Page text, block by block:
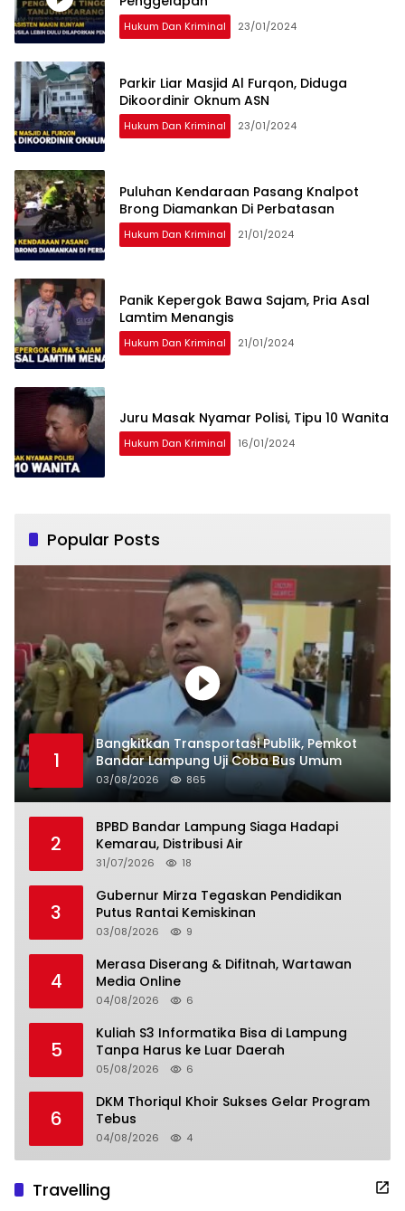
Hukum Dan Kriminal 23/01/2024
Parkir Liar Masjid Al Furqon, Diduga
Dikoordinir Oknum ASN
Hukum Dan Kriminal 23/01/2024
Puluhan Kendaraan Pasang Knalpot
Brong Diamankan Di Perbatasan
Hukum Dan Kriminal 21/01/2024
Panik Kepergok Bawa Sajam, Pria Asal
Lamtim Menangis
Hukum Dan Kriminal 21/01/2024
Juru Masak Nyamar Polisi, Tipu 10 Wanita
Hukum Dan Kriminal 16/01/2024
Popular Posts
1
Bangkitkan Transportasi Publik, Pemkot
Bandar Lampung Uji Coba Bus Umum
03/08/2026 865
2
BPBD Bandar Lampung Siaga Hadapi
Kemarau, Distribusi Air
31/07/2026 18
3
Gubernur Mirza Tegaskan Pendidikan
Putus Rantai Kemiskinan
03/08/2026 9
4
Merasa Diserang & Difitnah, Wartawan
Media Online
04/08/2026 6
5
Kuliah S3 Informatika Bisa di Lampung
Tanpa Harus ke Luar Daerah
05/08/2026 6
6
DKM Thoriqul Khoir Sukses Gelar Program
Tebus
04/08/2026 4
Travelling